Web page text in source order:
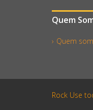
Quem
Quem
Rock Use